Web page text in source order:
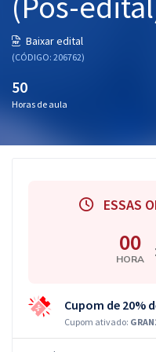
Baixar edital
(CÓDIGO: 206762)
50
Horas de aula
ESSAS
00
HORA :
Cupom de 20%
Cupom ativado: